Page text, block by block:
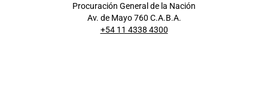
Procuración General de la Nación
Av. de Mayo 760 C.A.B.A.
+54 11 4338 4300